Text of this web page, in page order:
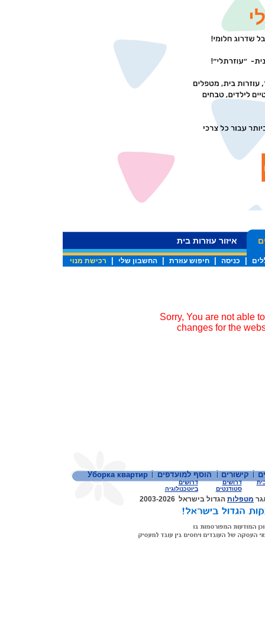
איזור עוזרות בית
כניסה |חיפוש עוזרת |החשבון שלי רכישת מנוי
Sorry, You are not able
changes for the
קישורים הוסף למועדפים Уборка квартир
דרושים
סטודנטים
דרושים
ביוטכנולוגיה
מטפלות הגדול בישראל 2003-2026